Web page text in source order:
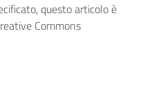
questo articolo è
Commons